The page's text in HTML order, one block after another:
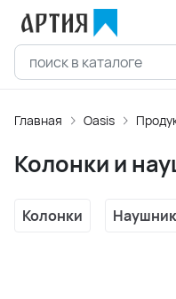
Главная Oasis
Колонки и
Колонки